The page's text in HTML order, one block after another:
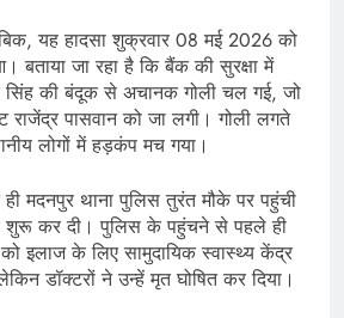
यह हादसा शुक्रवार 08 मई 2026 को
बताया जा रहा है कि बैंक की सुरक्षा में
सिंह की बंदूक से अचानक गोली चल गई, जो
राजेंद्र पासवान को जा लगी। गोली लगते
लोगों में हड़कंप मच गया।
मदनपुर थाना पुलिस तुरंत मौके पर पहुंची
शुरू कर दी। पुलिस के पहुंचने से पहले ही
इलाज के लिए सामुदायिक स्वास्थ्य केंद्र
डॉक्टरों ने उन्हें मृत घोषित कर दिया।